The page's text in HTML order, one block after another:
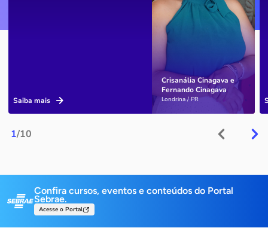
1/10
Crisanália Cinagava e
Fernando Cinagava
Londrina / PR
Saiba mais
Confira cursos, eventos e conteúdos do Portal
Sebrae.
Acesse o Portal